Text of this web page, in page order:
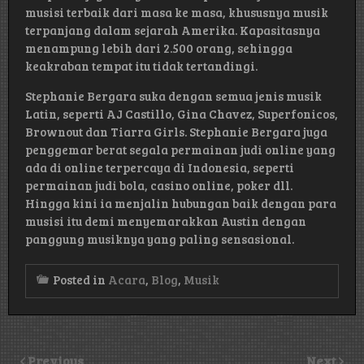
musisi terbaik dari masa ke masa, khususnya musik
terpanjang dalam sejarah Amerika. Kapasitasnya
menampung lebih dari 2.500 orang, sehingga
keakraban tempat itu tidak tertandingi.
Stephanie Bergara suka dengan semua jenis musik
Latin, seperti AJ Castillo, Gina Chavez, Superfonicos,
Brownout dan Tiarra Girls. Stephanie Bergara juga
penggemar berat segala permainan judi online yang
ada di online terpercaya di Indonesia, seperti
permainan judi bola, casino online, poker dll.
Hingga kini ia menjalin hubungan baik dengan para
musisi itu demi menyemarakkan Austin dengan
panggung musiknya yang paling sensasional.
Posted in Acara, Blog, Musik
Previous Next